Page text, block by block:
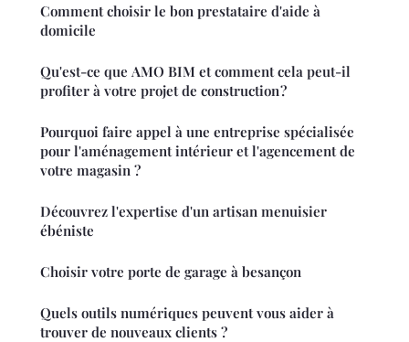
Comment choisir le bon prestataire d'aide à
domicile
Qu'est-ce que AMO BIM et comment cela peut-il
profiter à votre projet de construction ?
Pourquoi faire appel à une entreprise spécialisée
pour l'aménagement intérieur et l'agencement de
votre magasin ?
Découvrez l'expertise d'un artisan menuisier
ébéniste
Choisir votre porte de garage à besançon
Quels outils numériques peuvent vous aider à
trouver de nouveaux clients ?